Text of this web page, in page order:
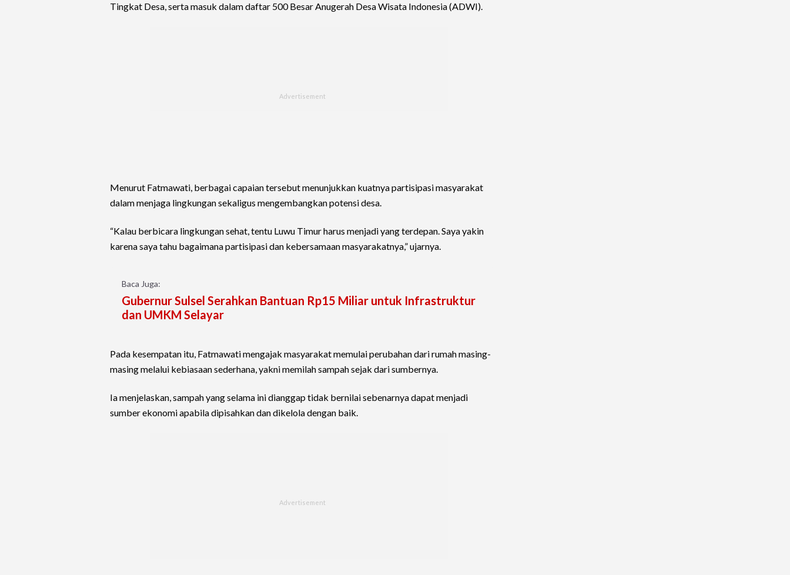
Tingkat Desa, serta masuk dalam daftar 500 Besar Anugerah Desa Wisata Indonesia (ADWI).
Menurut Fatmawati, berbagai capaian tersebut menunjukkan kuatnya partisipasi masyarakat
dalam menjaga lingkungan sekaligus mengembangkan potensi desa.
“Kalau berbicara lingkungan sehat, tentu Luwu Timur harus menjadi yang terdepan. Saya yakin
karena saya tahu bagaimana partisipasi dan kebersamaan masyarakatnya,” ujarnya.
Baca Juga:
Gubernur Sulsel Serahkan Bantuan Rp15 Miliar untuk Infrastruktur
dan UMKM Selayar
Pada kesempatan itu, Fatmawati mengajak masyarakat memulai perubahan dari rumah masing-
masing melalui kebiasaan sederhana, yakni memilah sampah sejak dari sumbernya.
Ia menjelaskan, sampah yang selama ini dianggap tidak bernilai sebenarnya dapat menjadi
sumber ekonomi apabila dipisahkan dan dikelola dengan baik.